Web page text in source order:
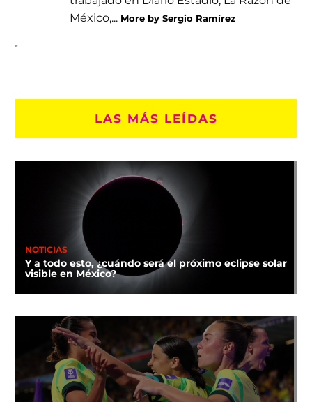
México,... More by Sergio Ramírez
LAS MÁS LEÍDAS
NOTICIAS
Y a todo esto, ¿cuándo será el próximo eclipse solar
visible en México?